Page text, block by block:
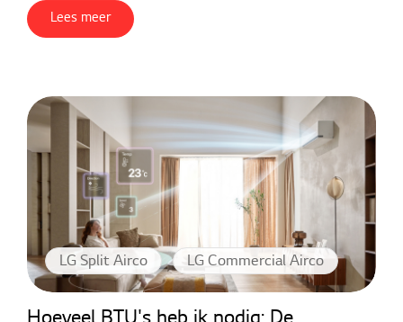
Lees meer
LG Split Airco LG Commercial Airco